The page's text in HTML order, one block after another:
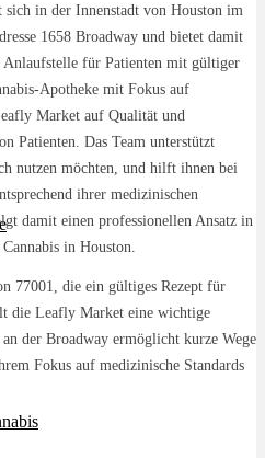
in der Innenstadt von Houston im
1658 Broadway und bietet damit
Anlaufstelle für Patienten mit gültiger
Apotheke mit Fokus auf
Market auf Qualität und
Patienten. Das Team unterstützt
nutzen möchten, und hilft ihnen bei
ihrer medizinischen
damit einen professionellen Ansatz in
in Houston.
77001, die ein gültiges Rezept für
die Leafly Market eine wichtige
der Broadway ermöglicht kurze Wege
Fokus auf medizinische Standards